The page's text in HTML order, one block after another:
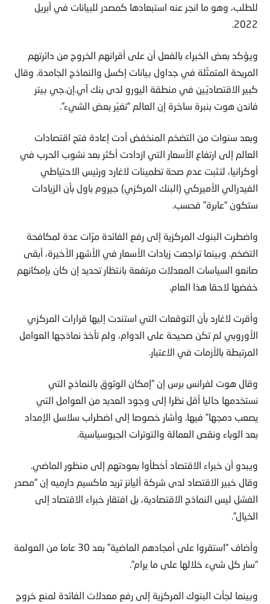
للطلب، وهو ما انجر عنه استبعادها كمصدر للبيانات في أبريل
2022.
ويؤكد بعض الخبراء بالفعل أن على أقرانهم الخروج من دائرتهم
المريحة المتمثّلة في جداول بيانات إكسل والنماذج الجامدة. وقال
كبير الاقتصاديّين في منطقة اليورو لدى بنك آي.إن.جي بيتر
فاندن هوت بنبرة ساخرة إن العالم “تغيّر بعض الشيء”.
وبعد سنوات من التضخم المنخفض أدت إعادة فتح اقتصادات
العالم إلى ارتفاع الأسعار التي ازدادت أكثر بعد نشوب الحرب في
أوكرانيا، لتثبت عدم صحة تطمينات لاغارد ورئيس الاحتياطي
الفيدرالي الأميركي (البنك المركزي) جيروم باول بأن الزيادات
ستكون “عابرة” فحسب.
واضطرت البنوك المركزية إلى رفع الفائدة مرّات عدة لمكافحة
التضخم. وبينما تراجعت زيادات الأسعار في الأشهر الأخيرة، أبقى
صانعو السياسات المعدلات مرتفعة بانتظار تحديد إن كان بإمكانهم
خفضها لاحقا هذا العام.
وأقرت لاغارد بأن التوقعات التي استندت إليها قرارات المركزي
الأوروبي لم تكن صحيحة على الدوام، ولم تأخذ نماذجها العوامل
المرتبطة بالأزمات في الاعتبار.
وقال هوت لفرانس برس إن “إمكان الوثوق بالنماذج التي
نستخدمها حاليا أقل نظرا إلى وجود العديد من العوامل التي
يصعب دمجها” فيها. وأشار خصوصا إلى اضطراب سلاسل الإمداد
بعد الوباء ونقص العمالة والتوترات الجيوسياسية.
ويبدو أن خبراء الاقتصاد أخطأوا بعودتهم إلى منظور الماضي.
وقال خبير الاقتصاد لدى شركة أليانز تريد ماكسيم دارميه إن “مصدر
الفشل ليس النماذج الاقتصادية، بل افتقار خبراء الاقتصاد إلى
الخيال”.
وأضاف “استقروا على أمجادهم الماضية” بعد 30 عاما من العولمة
“سار كل شيء خلالها على ما يرام”.
وبينما لجأت البنوك المركزية إلى رفع معدلات الفائدة لمنع خروج